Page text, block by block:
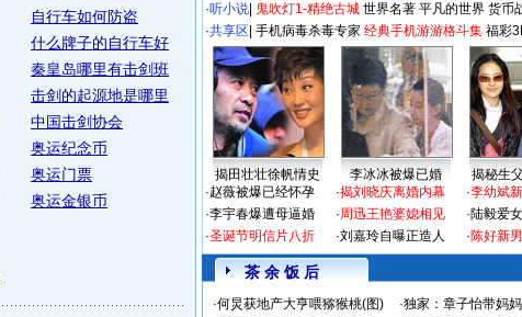
自行车如何防盗
什么牌子的自行车好
秦皇岛哪里有击剑班
击剑的起源地是哪里
中国击剑协会
奥运纪念币
奥运门票
奥运金银币
·听小说 鬼吹灯1-精绝古城 世界名著 平凡的世界 货币
·共享区 手机病毒杀毒专家 经典手机游游格斗集 福彩
揭田壮壮徐帆情史 李冰冰被爆已婚
揭秘生
·赵薇被爆已经怀孕
·李宇春爆遭母逼婚
·圣诞节明信片八折
·揭刘晓庆离婚内幕
·周迅王艳婆媳相见
·刘嘉玲自曝正造人
·李幼斌
·陆毅爱
·陈好新
茶 余 饭 后
·何炅获地产大亨喂猕猴桃(图) ·独家：章子怡带妈